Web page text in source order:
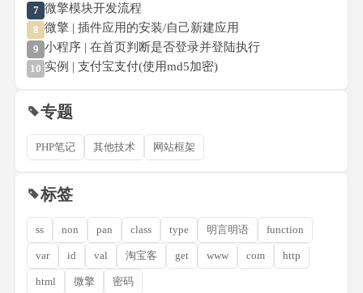
7 微擎模块开发流程
8 微擎 | 插件应用的安装/自己新建应用
9 小程序 | 在首页判断是否登录并登陆执行
10 实例 | 支付宝支付(使用md5加密)
专题
PHP笔记 其他技术 网站框架
标签
ss non pan class type 明言明语 function
var id val 淘宝客 get www com http
html 微擎 密码